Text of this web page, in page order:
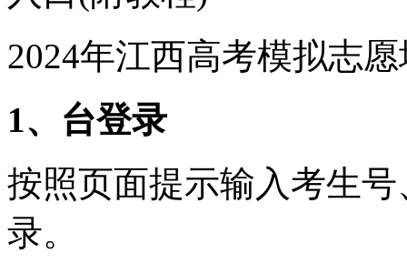
2024年江西高考模拟志
1、台登录
按照页面提示输入考生
录。